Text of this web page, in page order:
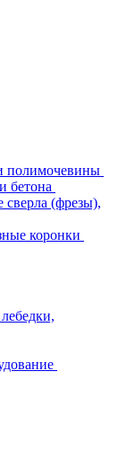
полимочевины
бетона
(фрезы),
коронки